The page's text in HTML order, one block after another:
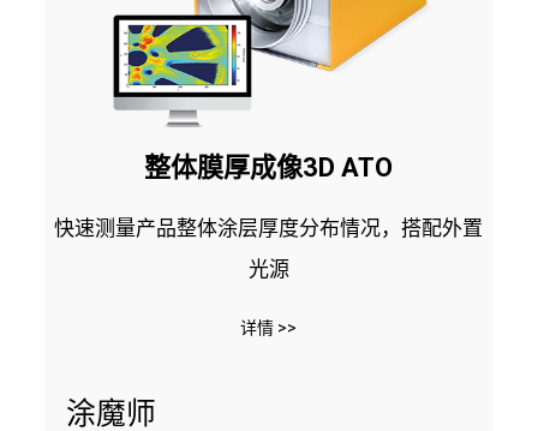
整体膜厚成像3D ATO
快速测量产品整体涂层厚度分布情况，搭配外置
光源
详情 >>
涂魔师